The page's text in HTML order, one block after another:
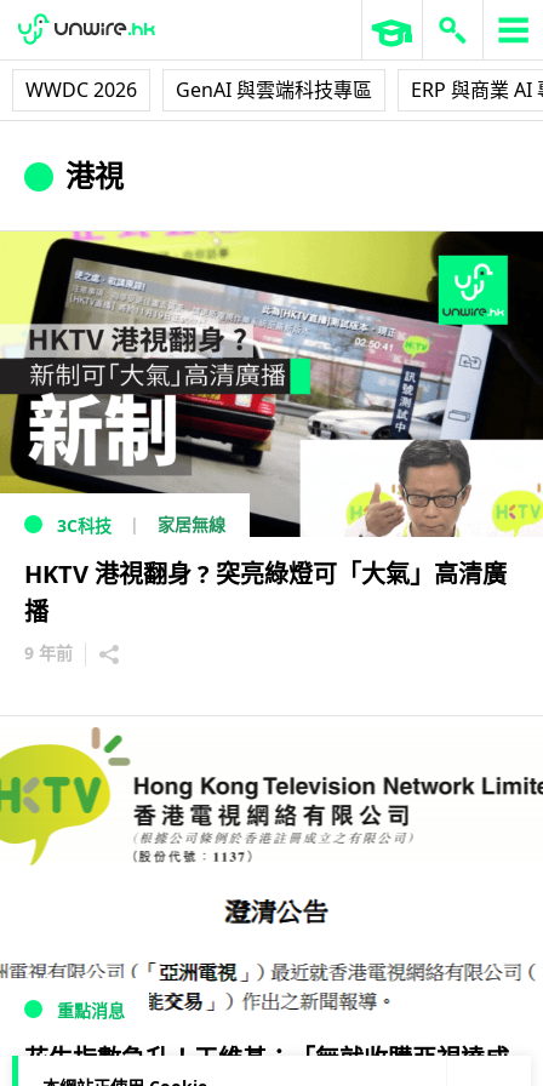
WWDC 2026 GenAI 與雲端科技專區 ERP 與商業 AI
港視
3C科技 家居無線
HKTV 港視翻身 ? 突亮綠燈可「大氣」高清廣
播
9 年前
重點消息
花生指數急升！王維基：「無就收購亞視達成